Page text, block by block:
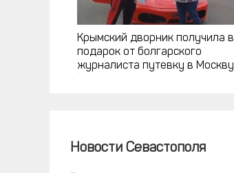
Крымский дворник получила в
подарок от болгарского
журналиста путевку в Москву
Новости Севастополя